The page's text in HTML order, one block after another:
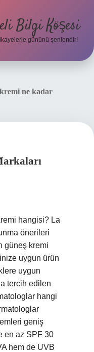
Bilgi Köşesi
gününü şenlendir!
ne kadar
hangisi? La
önerileri
güneş kremi
uygun ürün
uygun
tercih edilen
hangi
geniş
en az SPF 30
hem de UVB